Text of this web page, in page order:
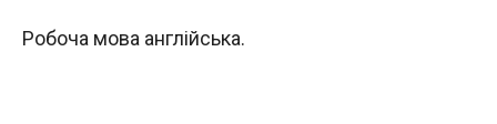
Робоча мова англійська.